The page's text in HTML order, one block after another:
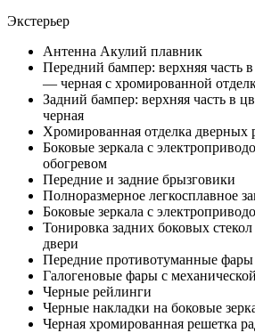
Экстерьер
Антенна Акулий плавник
Передний бампер: верхняя часть
— черная с хромированной
Задний бампер: верхняя часть в
черная
Хромированная отделка дверных
Боковые зеркала с
обогревом
Передние и задние брызговики
Полноразмерное легкосплавное
Боковые зеркала с
Тонировка задних боковых
двери
Передние противотуманные фары
Галогеновые фары с
Черные рейлинги
Черные накладки на боковые
Черная хромированная решетка